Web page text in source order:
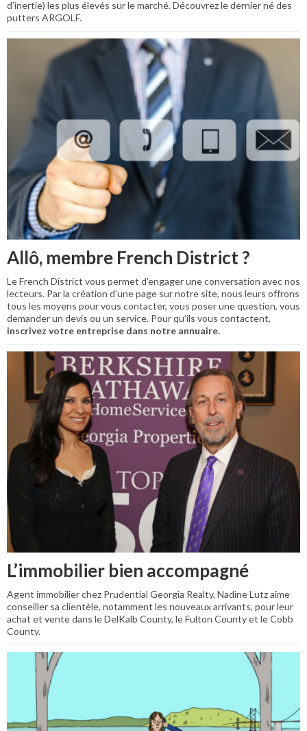
d’inertie) les plus élevés sur le marché. Découvrez le dernier né des
putters ARGOLF.
Allô, membre French District ?
Le French District vous permet d’engager une conversation avec nos
lecteurs. Par la création d’une page sur notre site, nous leurs offrons
tous les moyens pour vous contacter, vous poser une question, vous
demander un devis ou un service. Pour qu’ils vous contactent,
inscrivez votre entreprise dans notre annuaire.
L’immobilier bien accompagné
Agent immobilier chez Prudential Georgia Realty, Nadine Lutz aime
conseiller sa clientèle, notamment les nouveaux arrivants, pour leur
achat et vente dans le DelKalb County, le Fulton County et le Cobb
County.